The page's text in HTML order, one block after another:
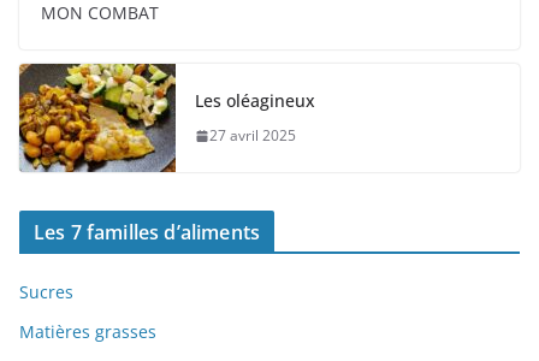
MON COMBAT
Les oléagineux
27 avril 2025
Les 7 familles d’aliments
Sucres
Matières grasses